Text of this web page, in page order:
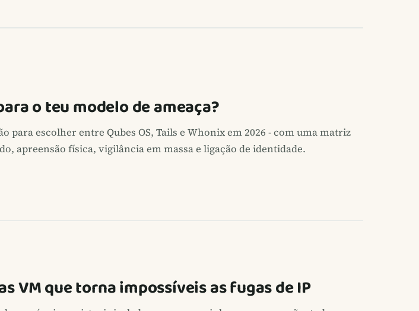
o teu modelo de ameaça?
para escolher entre Qubes OS, Tails e Whonix em 2026 - com uma matriz
apreensão física, vigilância em massa e ligação de identidade.
VM que torna impossíveis as fugas de IP